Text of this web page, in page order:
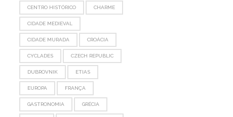
CENTRO HISTÓRICO CHARME
CIDADE MEDIEVAL
CIDADE MURADA CROÁCIA
CYCLADES CZECH REPUBLIC
DUBROVNIK ETIAS
EUROPA FRANÇA
GASTRONOMIA GRÉCIA